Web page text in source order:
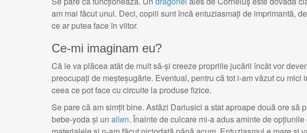
am mai făcut unul. Deci, copiii sunt încă entuziasmați de imprimantă,
ce ar putea face în viitor.
Ce-mi imaginam eu?
Că le va plăcea atât de mult să-și creeze propriile jucării încât vor
preocupați de meșteșugărie. Eventual, pentru că tot i-am văzut cu
ceea ce pot face cu circuite la produse fizice.
Se pare că am simțit bine. Astăzi Dariusici a stat aproape două ore să
bebe-yoda și un alien. Înainte de culcare mi-a adus aminte de